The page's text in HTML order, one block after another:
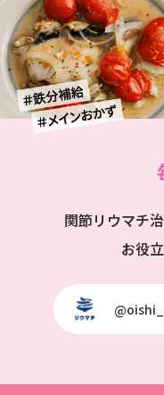
関節リウマチ
お役